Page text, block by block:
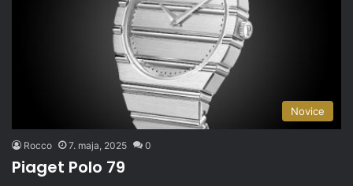
Novice
Rocco 7. maja, 2025 0
Piaget Polo 79